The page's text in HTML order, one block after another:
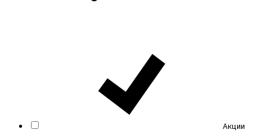
Акции